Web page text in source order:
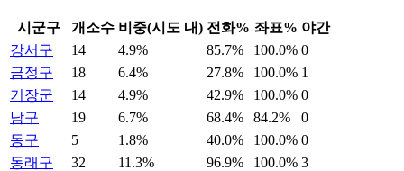
시군구 개소수 비중(시도 내) 전화% 좌표% 야간
강서구
14 4.9% 85.7% 100.0% 0
금정구
18 6.4% 27.8% 100.0% 1
기장군
14 4.9% 42.9% 100.0% 0
남구
19 6.7% 68.4% 84.2%
0
동구
5 1.8% 40.0% 100.0% 0
동래구
32 11.3% 96.9% 100.0% 3